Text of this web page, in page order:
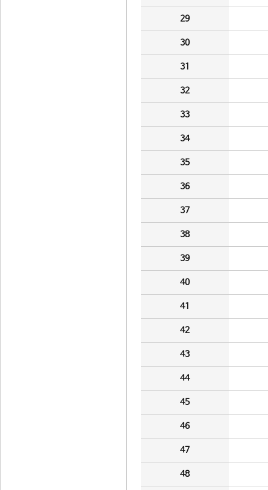
29
30
31
32
33
34
35
36
37
38
39
40
41
42
43
44
45
46
47
48